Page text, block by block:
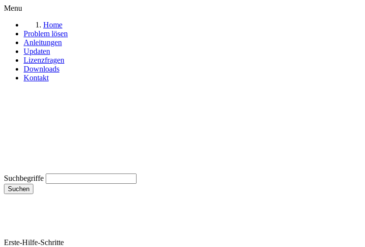
Menu
Home
Problem lösen
Anleitungen
Updaten
Lizenzfragen
Downloads
Kontakt
Suchbegriffe
Suchen
Erste-Hilfe-Schritte